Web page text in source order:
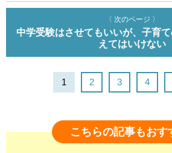
〈 次のページ 〉
中学受験はさせてもいいが、子育
えてはいけない
1 2 3 4
こちらの記事もおす